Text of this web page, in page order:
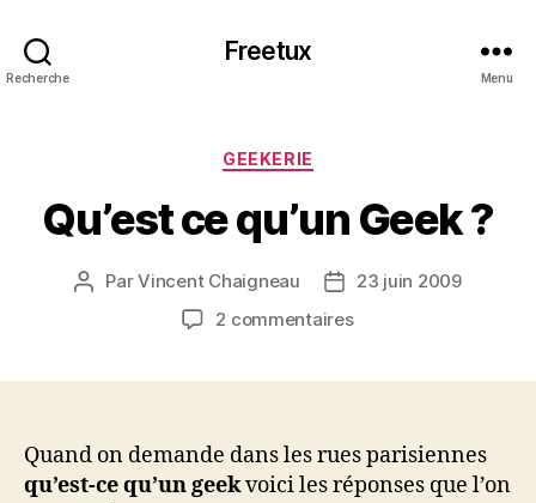
Recherche
Freetux
Menu
Catégories
GEEKERIE
Qu’est ce qu’un Geek ?
Auteur
ParVincent Chaigneau
Date23 juin 2009
2 commentairessur
?
Quand on demande dans les rues parisiennes
qu’est-ce qu’un geekvoici les réponses que l’on